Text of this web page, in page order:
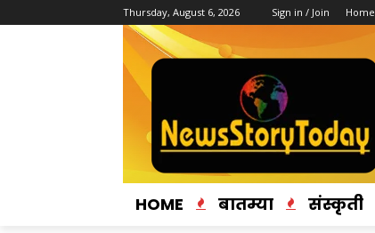
Thursday, August 6, 2026 Sign in / Join Home
HOME बातम्या संस्कृती